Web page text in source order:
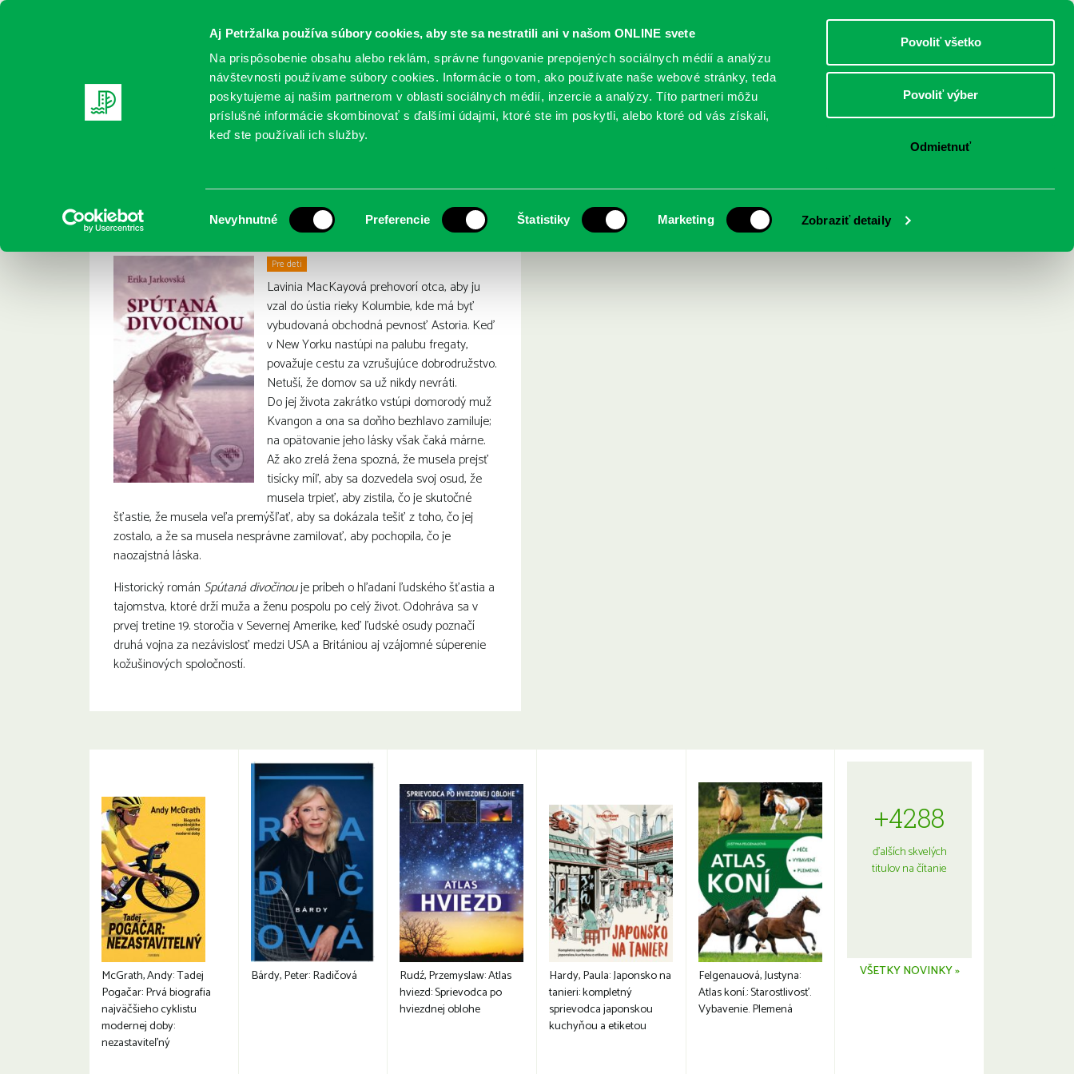
Aj Petržalka používa súbory cookies, aby ste sa nestratili ani v našom ONLINE svete
Na prispôsobenie obsahu alebo reklám, správne fungovanie prepojených sociálnych médií a analýzu
návštevnosti používame súbory cookies. Informácie o tom, ako používate naše webové stránky, teda
poskytujeme aj našim partnerom v oblasti sociálnych médií, inzercie a analýzy. Títo partneri môžu
príslušné informácie skombinovať s ďalšími údajmi, ktoré ste im poskytli, alebo ktoré od vás získali,
keď ste používali ich služby.
súhlasu
Nevyhnutné Preferencie Štatistiky Marketing Zobraziť detaily
Povoliť všetko
Povoliť výber
Odmietnuť
DOSPELÍ
REGISTRUJTE SA ONLINE KATALÓGY SLUŽBY PODUJATIA POBOČKY O KNIŽNICI
Erika Jarkovská : Spútaná divočinou
Pre deti
Lavinia MacKayová prehovorí otca, aby ju
vzal do ústia rieky Kolumbie, kde má byť
vybudovaná obchodná pevnosť Astoria. Keď
v New Yorku nastúpi na palubu fregaty,
považuje cestu za vzrušujúce dobrodružstvo.
Netuší, že domov sa už nikdy nevráti.
Do jej života zakrátko vstúpi domorodý muž
Kvangon a ona sa doňho bezhlavo zamiluje;
na opätovanie jeho lásky však čaká márne.
Až ako zrelá žena spozná, že musela prejsť
tisícky míľ, aby sa dozvedela svoj osud, že
musela trpieť, aby zistila, čo je skutočné
šťastie, že musela veľa premýšľať, aby sa dokázala tešiť z toho, čo jej
zostalo, a že sa musela nesprávne zamilovať, aby pochopila, čo je
naozajstná láska.
Historický román Spútaná divočinouje príbeh o hľadaní ľudského šťastia a
tajomstva, ktoré drží muža a ženu pospolu po celý život. Odohráva sa v
prvej tretine 19. storočia v Severnej Amerike, keď ľudské osudy poznačí
druhá vojna za nezávislosť medzi USA a Britániou aj vzájomné súperenie
kožušinových spoločností.
McGrath, Andy: Tadej
Pogačar: Prvá biografia
najväčšieho cyklistu
modernej doby:
nezastaviteľný
Bárdy, Peter: Radičová
Rudź, Przemyslaw: Atlas
hviezd: Sprievodca po
hviezdnej oblohe
Hardy, Paula: Japonsko na
tanieri: kompletný
sprievodca japonskou
kuchyňou a etiketou
Felgenauová, Justyna:
Atlas koní.: Starostlivosť.
Vybavenie. Plemená
+4288
ďalších skvelých
titulov na čítanie
VŠETKY NOVINKY »